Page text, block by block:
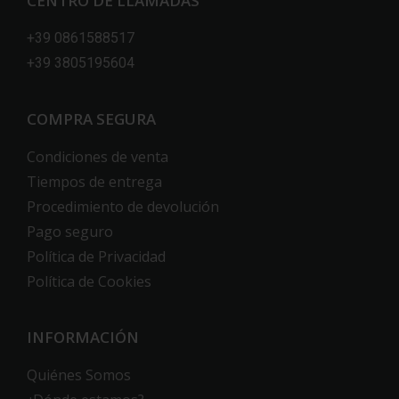
+39 0861588517
+39 3805195604
COMPRA SEGURA
Condiciones de venta
Tiempos de entrega
Procedimiento de devolución
Pago seguro
Política de Privacidad
Política de Cookies
INFORMACIÓN
Quiénes Somos